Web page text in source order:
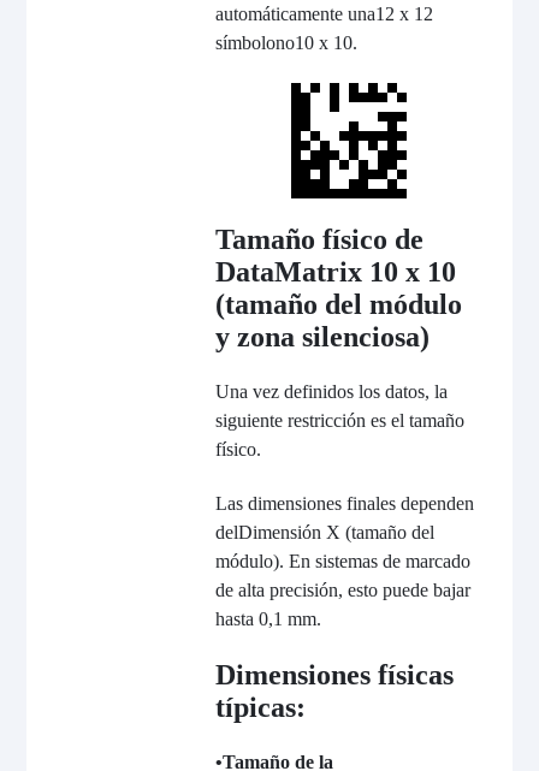
automáticamente una12 x 12
símbolono10 x 10.
Tamaño físico de
DataMatrix 10 x 10
(tamaño del módulo
y zona silenciosa)
Una vez definidos los datos, la
siguiente restricción es el tamaño
físico.
Las dimensiones finales dependen
delDimensión X (tamaño del
módulo). En sistemas de marcado
de alta precisión, esto puede bajar
hasta 0,1 mm.
Dimensiones físicas
típicas:
•Tamaño de la